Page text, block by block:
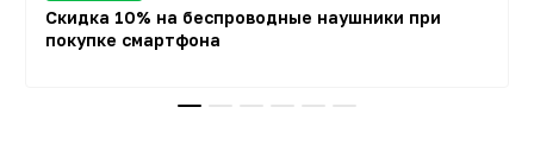
Скидка 10% на беспроводные наушники при
покупке смартфона
Выгода на твоих условиях
Новый взгляд на умные часы
Trade-in
Гарантия лучшей цены
Защитная пленка + установка 350 рублей